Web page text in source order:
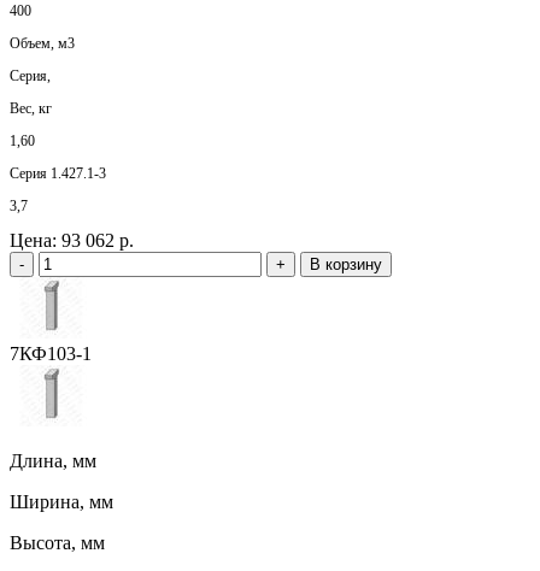
400
Объем, м3
Серия,
Вес, кг
1,60
Серия 1.427.1-3
3,7
Цена: 93 062 р.
- + В корзину
7КФ103-1
Длина, мм
Ширина, мм
Высота, мм